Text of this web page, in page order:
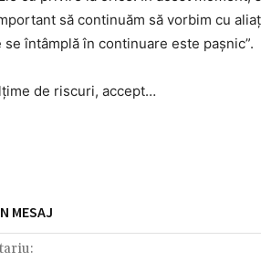
să continuăm să vorbim cu
întâmplă în continuare este paşnic”.
de riscuri, accept…
MESAJ